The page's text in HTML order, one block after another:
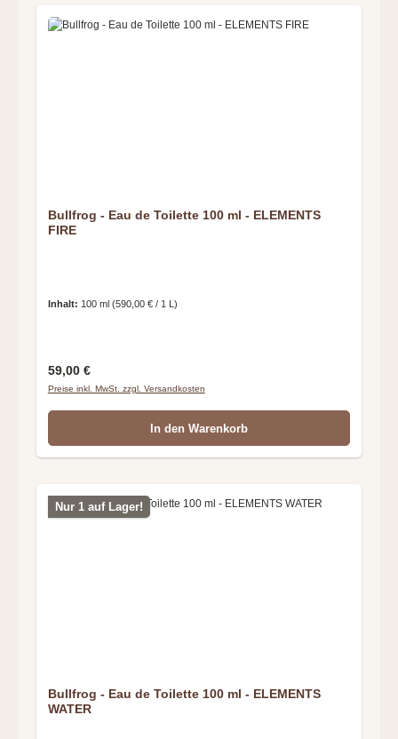
Bullfrog - Eau de Toilette 100 ml - ELEMENTS
FIRE
Inhalt: 100 ml (590,00 € / 1 L)
Regulärer Preis:
59,00 €
Preise inkl. MwSt. zzgl. Versandkosten
In den Warenkorb
Nur 1 auf Lager!
Bullfrog - Eau de Toilette 100 ml - ELEMENTS
WATER